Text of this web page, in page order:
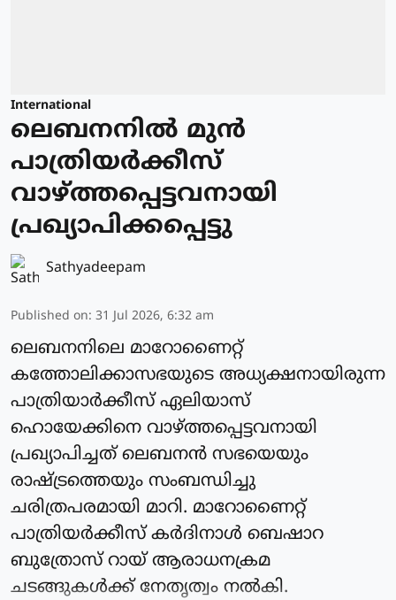
International
ലെബനനില്‍ മുന്‍
പാത്രിയര്‍ക്കീസ്
വാഴ്ത്തപ്പെട്ടവനായി
പ്രഖ്യാപിക്കപ്പെട്ടു
Sathyadeepam
Published on: 31 Jul 2026, 6:32 am
ലെബനനിലെ മാറോണൈറ്റ്
കത്തോലിക്കാസഭയുടെ അധ്യക്ഷനായിരുന്ന
പാത്രിയാര്‍ക്കീസ് ഏലിയാസ്
ഹൊയേക്കിനെ വാഴ്ത്തപ്പെട്ടവനായി
പ്രഖ്യാപിച്ചത് ലെബനന്‍ സഭയെയും
രാഷ്ട്രത്തെയും സംബന്ധിച്ചു
ചരിത്രപരമായി മാറി. മാറോണൈറ്റ്
പാത്രിയര്‍ക്കീസ് കർദിനാള്‍ ബെഷാറ
ബുത്രോസ് റായ് ആരാധനക്രമ
ചടങ്ങുകള്‍ക്ക് നേതൃത്വം നല്‍കി.